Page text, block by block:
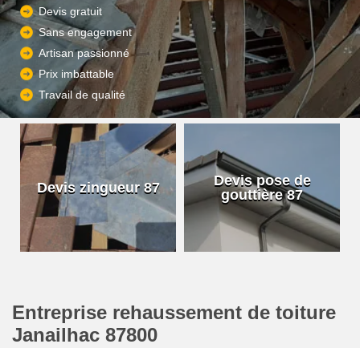
Devis gratuit
Sans engagement
Artisan passionné
Prix imbattable
Travail de qualité
Devis zingueur 87
Devis pose de
gouttière 87
Entreprise rehaussement de toiture
Janailhac 87800